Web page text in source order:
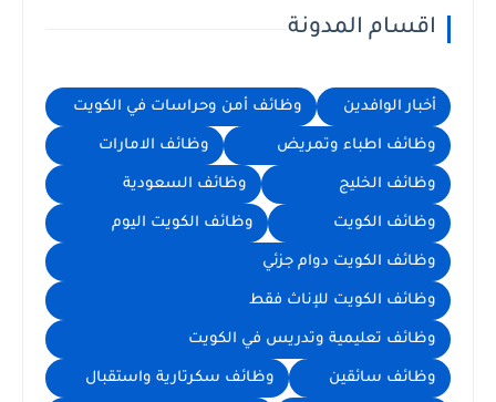
اقسام المدونة
أخبار الوافدين وظائف أمن وحراسات في الكويت
وظائف اطباء وتمريض وظائف الامارات
وظائف الخليج وظائف السعودية
وظائف الكويت وظائف الكويت اليوم
وظائف الكويت دوام جزئي
وظائف الكويت للإناث فقط
وظائف تعليمية وتدريس في الكويت
وظائف سائقين وظائف سكرتارية واستقبال